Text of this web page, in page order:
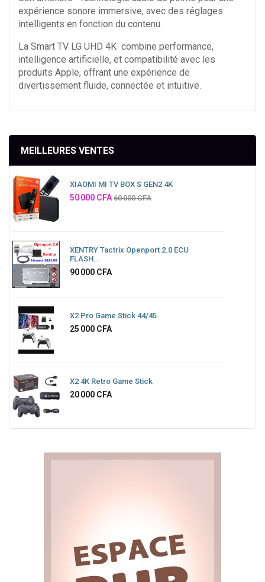
expérience sonore immersive, avec des réglages
intelligents en fonction du contenu.
La Smart TV LG UHD 4K combine performance,
intelligence artificielle, et compatibilité avec les
produits Apple, offrant une expérience de
divertissement fluide, connectée et intuitive.
MEILLEURES VENTES
XIAOMI MI TV BOX S GEN2 4K
Prix
50 000 CFA 60 000 CFA
XENTRY Tactrix Openport 2.0 ECU
FLASH...
Prix
90 000 CFA
X2 Pro Game Stick 44/45
Prix
25 000 CFA
X2 4K Retro Game Stick
Prix
20 000 CFA